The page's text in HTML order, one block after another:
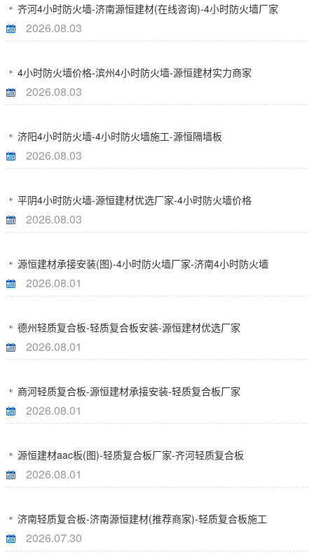
齐河4小时防火墙-济南源恒建材(在线咨询)-4小时防火墙厂家
2026.08.03
4小时防火墙价格-滨州4小时防火墙-源恒建材实力商家
2026.08.03
济阳4小时防火墙-4小时防火墙施工-源恒隔墙板
2026.08.03
平阴4小时防火墙-源恒建材优选厂家-4小时防火墙价格
2026.08.03
源恒建材承接安装(图)-4小时防火墙厂家-济南4小时防火墙
2026.08.01
德州轻质复合板-轻质复合板安装-源恒建材优选厂家
2026.08.01
商河轻质复合板-源恒建材承接安装-轻质复合板厂家
2026.08.01
源恒建材aac板(图)-轻质复合板厂家-齐河轻质复合板
2026.08.01
济南轻质复合板-济南源恒建材(推荐商家)-轻质复合板施工
2026.07.30